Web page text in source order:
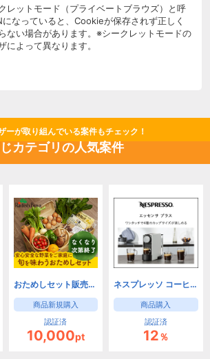
レットモード（プライベートブラウズ）と呼
なっていると、Cookieが保存されず正しく
ない場合があります。※シークレットモードの
によって異なります。
ーが取り組んでいる案件もチェック！
カテゴリの人気案件
おためしセット販売【らでぃっしゅぼーや】
商品新規購入
認証済
10,000pt
ネスプレッソ コーヒーメーカー購入
商品購入
認証済
12％